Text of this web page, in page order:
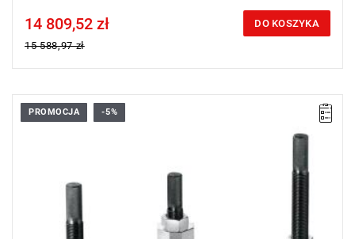
Price tax included
14 809,52 zł
15 588,97 zł
DO KOSZYKA
• Waga: 13,8 kg
• Eliminuje niebezpieczne drgania oraz zmniejsza ryzyko obrażeń
PROMOCJA -5%